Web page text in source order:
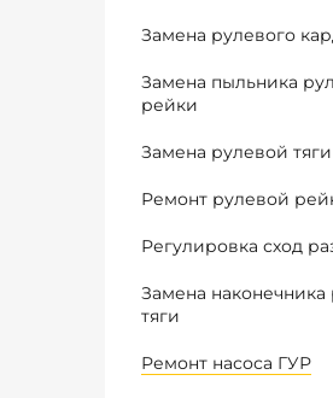
Замена рулевого
Замена пыльника
рейки
Замена рулевой тяги
Ремонт рулевой
Регулировка сход
Замена наконечника
тяги
Ремонт насоса ГУР